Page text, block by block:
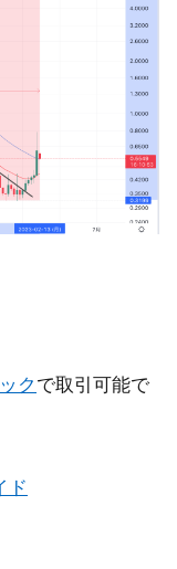
ク で取引可能で
ド